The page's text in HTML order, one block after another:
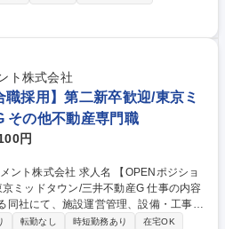
ロジェクトの実務
いった一連の工程を経験しながら、エン
につけていただきます。 【主な業務内
スト・品質管理■保守・運用 ■業務改
ト株式会社
職採用】第二新卒歓迎/東京ミ
その他不動産専門職
円
人名 【OPENポジショ
ドタウン/三井不動産G 仕事の内容
同社にて、施設運営管理、設備・工事管
せします。総合職ポジションのため、ご
転勤なし 時短勤務あり
在宅OK